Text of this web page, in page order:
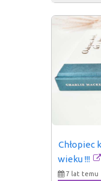
Chłopiec
wieku !!!
7 lat temu